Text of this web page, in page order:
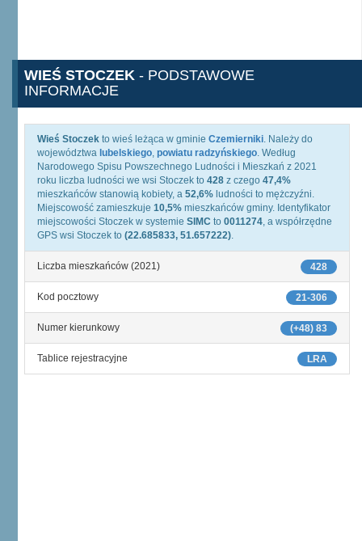
WIEŚ STOCZEK - PODSTAWOWE
INFORMACJE
Wieś Stoczek to wieś leżąca w gminie Czemierniki. Należy do
województwa lubelskiego, powiatu radzyńskiego. Według
Narodowego Spisu Powszechnego Ludności i Mieszkań z 2021
roku liczba ludności we wsi Stoczek to 428 z czego 47,4%
mieszkańców stanowią kobiety, a 52,6% ludności to mężczyźni.
Miejscowość zamieszkuje 10,5% mieszkańców gminy. Identyfikator
miejscowości Stoczek w systemie SIMC to 0011274, a współrzędne
GPS wsi Stoczek to (22.685833, 51.657222).
428
Liczba mieszkańców (2021)
21-306
Kod pocztowy
(+48) 83
Numer kierunkowy
LRA
Tablice rejestracyjne